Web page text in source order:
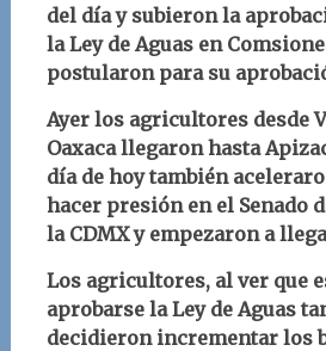
del día y subieron la
la Ley de Aguas en
postularon para su
Ayer los agricultores desde
Oaxaca llegaron hasta
día de hoy también
hacer presión en el Senado
la CDMX y empezaron a
Los agricultores, al ver que
aprobarse la Ley de Aguas
decidieron incrementar los